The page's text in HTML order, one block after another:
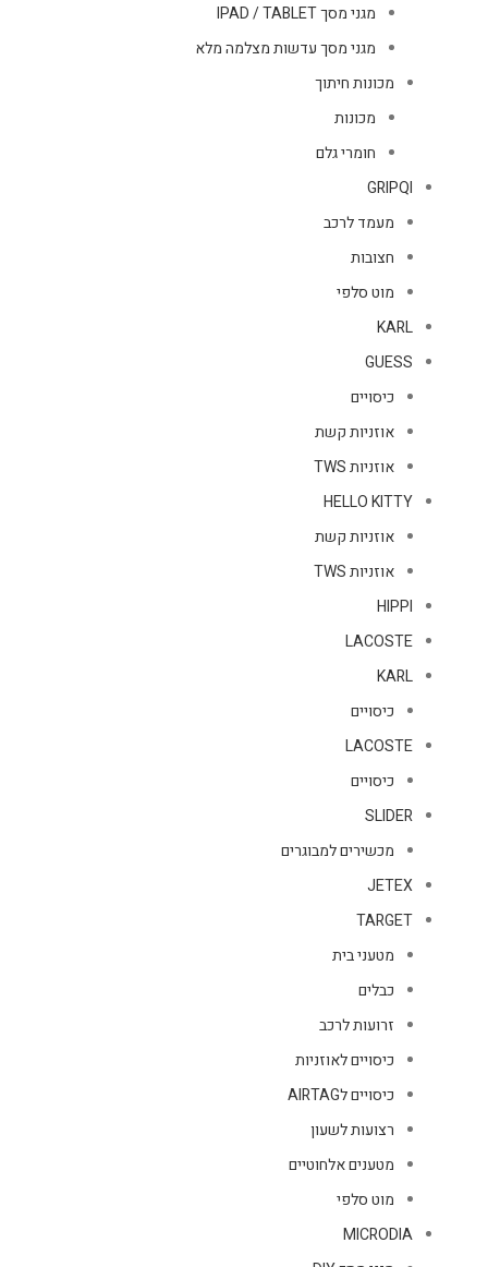
מגני מסך IPAD / TABLET
מגני מסך עדשות מצלמה מלא
מכונות חיתוך
מכונות
חומרי גלם
GRIPQI
מעמד לרכב
חצובות
מוט סלפי
KARL
GUESS
כיסויים
אוזניות קשת
אוזניות TWS
HELLO KITTY
אוזניות קשת
אוזניות TWS
HIPPI
LACOSTE
KARL
כיסויים
LACOSTE
כיסויים
SLIDER
מכשירים למבוגרים
JETEX
TARGET
מטעני בית
כבלים
זרועות לרכב
כיסויים לאוזניות
כיסויים לAIRTAG
רצועות לשעון
מטענים אלחוטיים
מוט סלפי
MICRODIA